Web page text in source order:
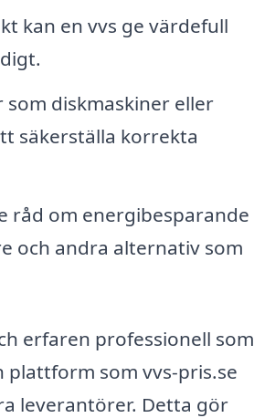
kan en vvs ge värdefull
diskmaskiner eller
säkerställa korrekta
råd om energibesparande
och andra alternativ som
erfaren professionell som
plattform som vvs-pris.se
leverantörer. Detta gör